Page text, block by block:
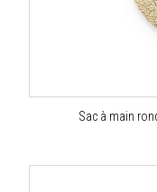
Sac à main